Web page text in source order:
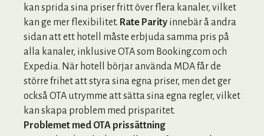
kan sprida sina priser fritt över flera kanaler, vilket
kan ge mer flexibilitet. Rate Parity innebär å andra
sidan att ett hotell måste erbjuda samma pris på
alla kanaler, inklusive OTA som Booking.com och
Expedia. När hotell börjar använda MDA får de
större frihet att styra sina egna priser, men det ger
också OTA utrymme att sätta sina egna regler, vilket
kan skapa problem med prisparitet.
Problemet med OTA prissättning